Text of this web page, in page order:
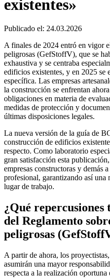
existentes»
Publicado el: 24.03.2026
A finales de 2024 entró en vigor
peligrosas (GefStoffV), que se
exhaustiva y se centraba
edificios existentes, y en 2025 se
específica. Las empresas
la construcción se enfrentan
obligaciones en materia de
medidas de protección y
últimas disposiciones legales.
La nueva versión de la guía de
construcción de edificios
respecto. Como laboratorio
gran satisfacción esta
empresas constructoras y demás
profesional, garantizando así una
lugar de trabajo.
¿Qué repercusiones
del Reglamento
peligrosas
A partir de ahora, los
asumirán una mayor
respecta a la realización